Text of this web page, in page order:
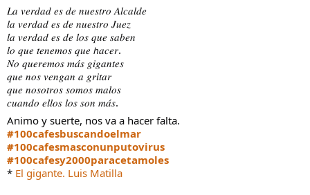
𝐿𝑎 𝑣𝑒𝑟𝑑𝑎𝑑 𝑒𝑠 𝑑𝑒 𝑛𝑢𝑒𝑠𝑡𝑟𝑜 𝐴𝑙𝑐𝑎𝑙𝑑𝑒
𝑙𝑎 𝑣𝑒𝑟𝑑𝑎𝑑 𝑒𝑠 𝑑𝑒 𝑛𝑢𝑒𝑠𝑡𝑟𝑜 𝐽𝑢𝑒𝑧
𝑙𝑎 𝑣𝑒𝑟𝑑𝑎𝑑 𝑒𝑠 𝑑𝑒 𝑙𝑜𝑠 𝑞𝑢𝑒 𝑠𝑎𝑏𝑒𝑛
𝑙𝑜 𝑞𝑢𝑒 𝑡𝑒𝑛𝑒𝑚𝑜𝑠 𝑞𝑢𝑒 𝘩𝑎𝑐𝑒𝑟.
𝑁𝑜 𝑞𝑢𝑒𝑟𝑒𝑚𝑜𝑠 𝑚𝑎́𝑠 𝑔𝑖𝑔𝑎𝑛𝑡𝑒𝑠
𝑞𝑢𝑒 𝑛𝑜𝑠 𝑣𝑒𝑛𝑔𝑎𝑛 𝑎 𝑔𝑟𝑖𝑡𝑎𝑟
𝑞𝑢𝑒 𝑛𝑜𝑠𝑜𝑡𝑟𝑜𝑠 𝑠𝑜𝑚𝑜𝑠 𝑚𝑎𝑙𝑜𝑠
𝑐𝑢𝑎𝑛𝑑𝑜 𝑒𝑙𝑙𝑜𝑠 𝑙𝑜𝑠 𝑠𝑜𝑛 𝑚𝑎́𝑠.
Animo y suerte, nos va a hacer falta.
#100cafesbuscandoelmar
#100cafesmasconunputovirus
#100cafesy2000paracetamoles
* El gigante. Luis Matilla